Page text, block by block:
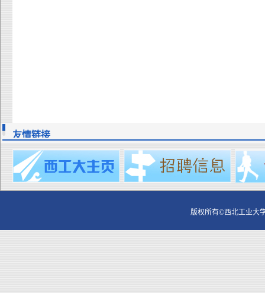
友情链接
版权所有©西北工业大